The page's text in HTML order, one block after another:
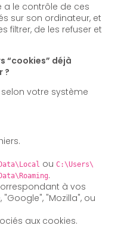
a le contrôle de ces
sur son ordinateur, et
filtrer, de les refuser et
“cookies” déjà
?
votre système
ouC:\Users\
.
à vos
"Mozilla", ou
aux cookies.